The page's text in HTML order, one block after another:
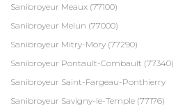
Sanibroyeur Meaux (77100)
Sanibroyeur Melun (77000)
Sanibroyeur Mitry-Mory (77290)
Sanibroyeur Pontault-Combault (77340)
Sanibroyeur Saint-Fargeau-Ponthierry
Sanibroyeur Savigny-le-Temple (77176)